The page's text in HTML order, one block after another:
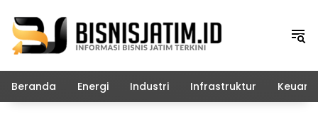
konten
Beranda Energi Industri Infrastruktur